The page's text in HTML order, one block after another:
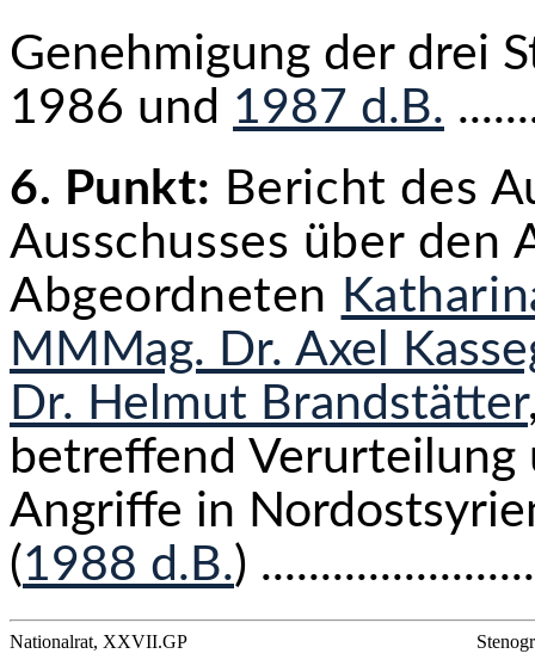
Genehmigung der drei
1986 und 1987 d.B.
6. Punkt: Bericht des
Ausschusses über den
Abgeordneten
MMMag. Dr. Axel
Dr. Helmut Brandstätter
betreffend Verurteilung
Angriffe in
(1988 d.B.)
Nationalrat, XXVII.GP